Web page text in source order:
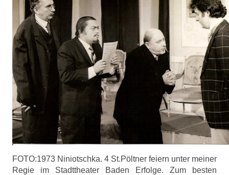
FOTO:1973 Niniotschka. 4 St.Pöltner feiern unter meiner
Regie im Stadttheater Baden Erfolge. Zum besten